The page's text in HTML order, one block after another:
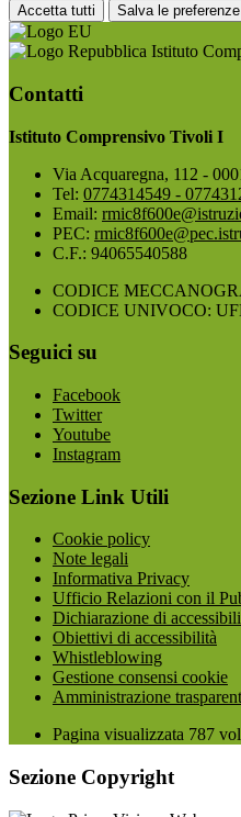
Accetta tutti Salva le preferenze
Istituto
Contatti
Istituto Comprensivo Tivoli I
Via Acquaregna, 112 -
Tel: 0774314549 -
Email:
PEC:
C.F.: 94065540588
CODICE
CODICE UNIVOCO:
Seguici su
Facebook
Twitter
Youtube
Instagram
Sezione Link Utili
Cookie policy
Note legali
Informativa Privacy
Ufficio Relazioni con il
Dichiarazione di
Obiettivi di accessibilità
Whistleblowing
Gestione consensi cookie
Amministrazione
Pagina visualizzata 787
Sezione Copyright